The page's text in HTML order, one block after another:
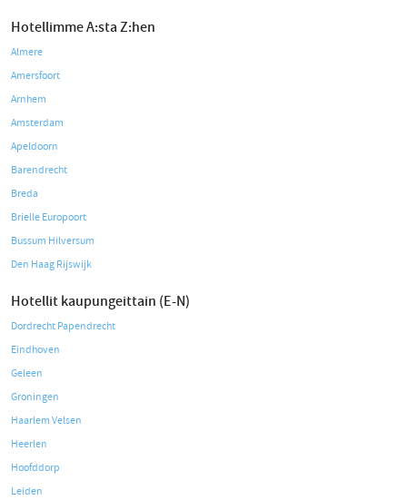
Hotellimme A:sta Z:hen
Almere
Amersfoort
Arnhem
Amsterdam
Apeldoorn
Barendrecht
Breda
Brielle Europoort
Bussum Hilversum
Den Haag Rijswijk
Hotellit kaupungeittain (E-N)
Dordrecht Papendrecht
Eindhoven
Geleen
Groningen
Haarlem Velsen
Heerlen
Hoofddorp
Leiden